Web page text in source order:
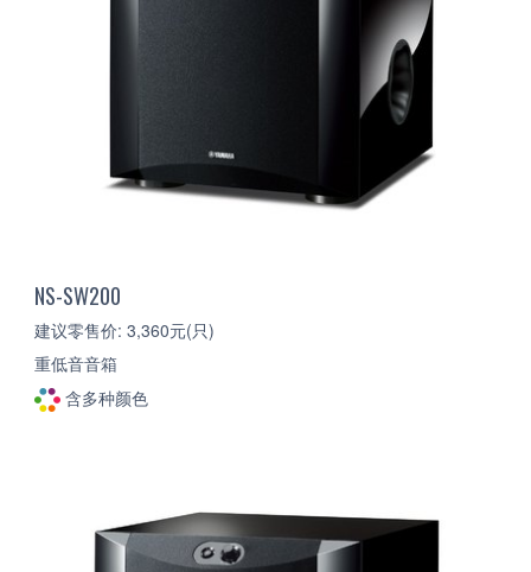
NS-SW200
建议零售价: 3,360元(只)
重低音音箱
含多种颜色